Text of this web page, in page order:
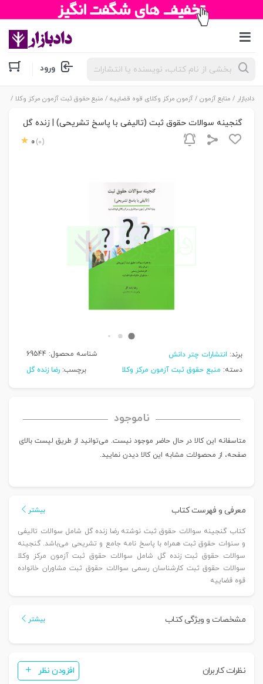
جستجوی
محصولات ورود
دادبازار / منابع آزمون /آزمون مرکز وکلای قوه قضاییه / منبع حقوق ثبت آزمون مرکز وکلا /
گنجینه سوالات حقوق ثبت (تالیفی با پاسخ تشریحی) | زنده گل
0 (0)
برند: انتشارات چتر دانش شناسه محصول: 69544
دسته: منبع حقوق ثبت آزمون مرکز وکلا برچسب: رضا زنده گل
ناموجود
متاسفانه این کالا در حال حاضر موجود نیست. می‌توانید از طریق لیست بالای
صفحه، از محصولات مشابه این کالا دیدن نمایید.
معرفی و فهرست کتاب بیشتر
کتاب گنجینه سوالات حقوق ثبت نوشته رضا زنده گل شامل سوالات تالیفی
و سنوات حقوق ثبت همراه با پاسخ نامه جامع و تشریحی می‌باشد. گنجینه
سوالات حقوق ثبت زنده گل شامل سوالات حقوق ثبت آزمون مرکز وکلا
سوالات حقوق ثبت کارشناسان رسمی سوالات حقوق ثبت مشاوران خانواده
قوه قضاییه
مشخصات و ویژگی کتاب بیشتر
نظرات کاربران افزودن نظر